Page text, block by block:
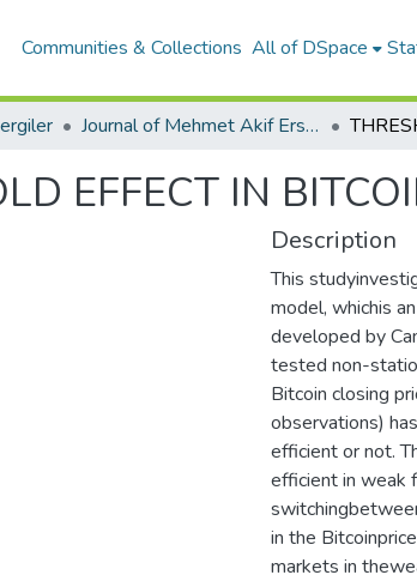
Communities & Collections All of DSpace
Journal of Mehmet Akif Ersoy University Economics and Administrative Sciences Faculty
EFFECT IN
Description
This
model, whichis
developed by
tested non-
Bitcoin closing
observations)
efficient or not.
efficient in weak
in the
markets in